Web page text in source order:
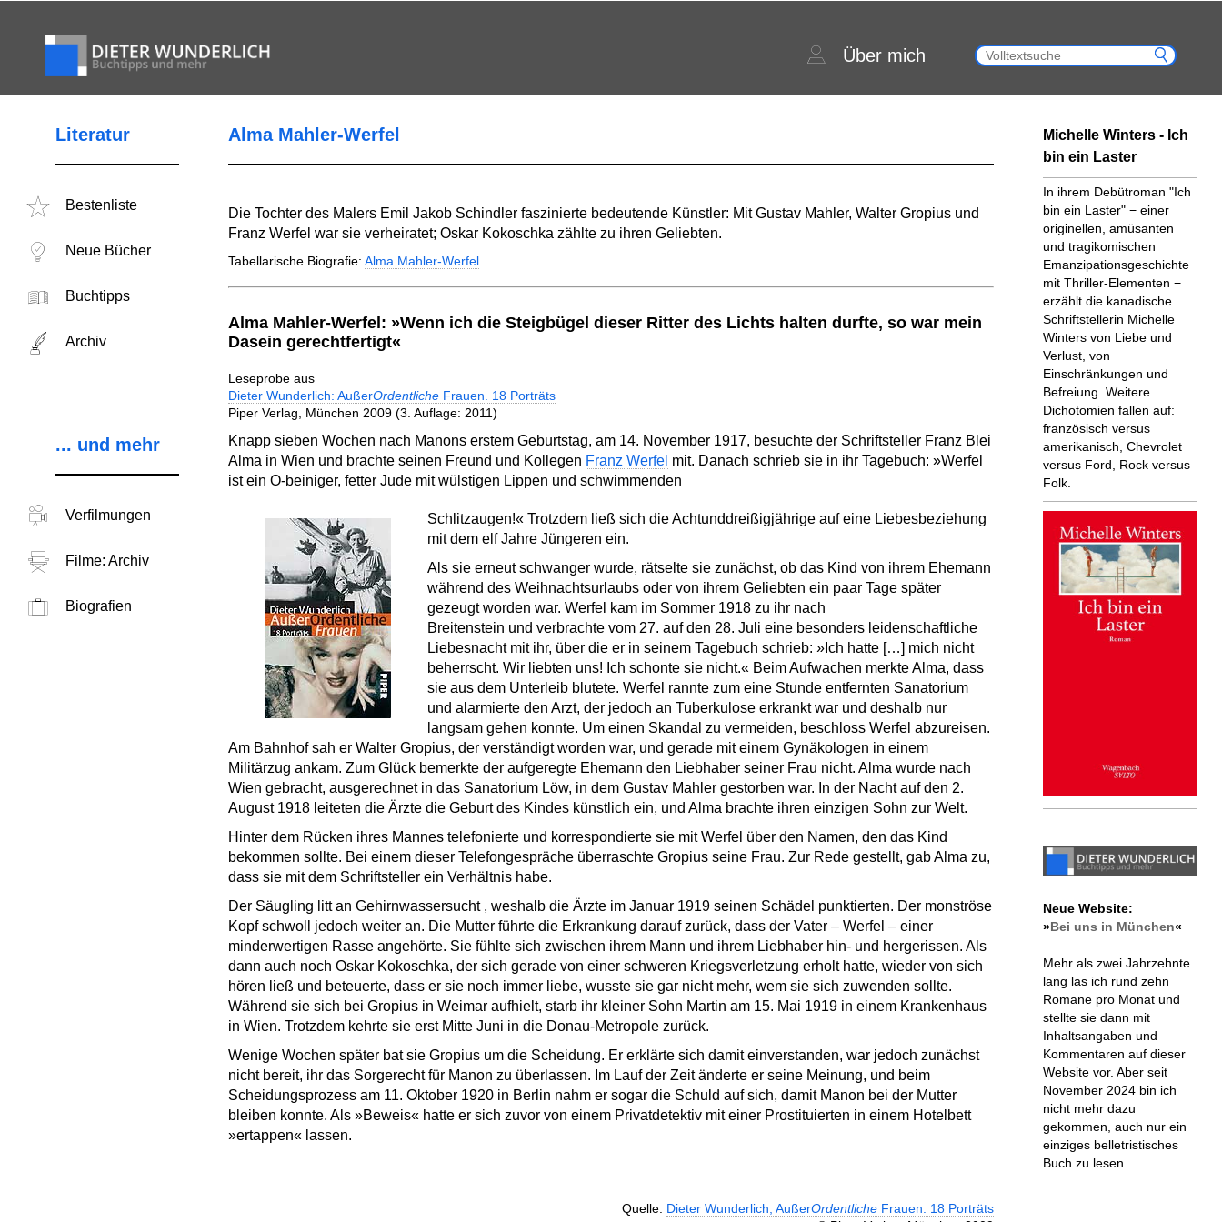
Über mich
Literatur
Bestenliste
Neue Bücher
Buchtipps
Archiv
... und mehr
Verfilmungen
Filme: Archiv
Biografien
Alma Mahler-Werfel
Die Tochter des Malers Emil Jakob Schindler faszinierte bedeutende Künstler: Mit Gustav Mahler, Walter Gropius und
Franz Werfel war sie verheiratet; Oskar Kokoschka zählte zu ihren Geliebten.
Tabellarische Biografie: Alma Mahler-Werfel
Alma Mahler-Werfel: »Wenn ich die Steigbügel dieser Ritter des Lichts halten durfte, so war mein
Dasein gerechtfertigt«
Leseprobe aus
Dieter Wunderlich: AußerOrdentlicheFrauen. 18 Porträts
Piper Verlag, München 2009 (3. Auflage: 2011)
Knapp sieben Wochen nach Manons erstem Geburtstag, am 14. November 1917, besuchte der Schriftsteller Franz Blei
Alma in Wien und brachte seinen Freund und Kollegen Franz Werfel mit. Danach schrieb sie in ihr Tagebuch: »Werfel
ist ein O-beiniger, fetter Jude mit wülstigen Lippen und schwimmenden
Schlitzaugen!« Trotzdem ließ sich die Achtunddreißigjährige auf eine Liebesbeziehung
mit dem elf Jahre Jüngeren ein.
Als sie erneut schwanger wurde, rätselte sie zunächst, ob das Kind von ihrem Ehemann
während des Weihnachtsurlaubs oder von ihrem Geliebten ein paar Tage später
gezeugt worden war. Werfel kam im Sommer 1918 zu ihr nach
Breitenstein und verbrachte vom 27. auf den 28. Juli eine besonders leidenschaftliche
Liebesnacht mit ihr, über die er in seinem Tagebuch schrieb: »Ich hatte […] mich nicht
beherrscht. Wir liebten uns! Ich schonte sie nicht.« Beim Aufwachen merkte Alma, dass
sie aus dem Unterleib blutete. Werfel rannte zum eine Stunde entfernten Sanatorium
und alarmierte den Arzt, der jedoch an Tuberkulose erkrankt war und deshalb nur
langsam gehen konnte. Um einen Skandal zu vermeiden, beschloss Werfel abzureisen.
Am Bahnhof sah er Walter Gropius, der verständigt worden war, und gerade mit einem Gynäkologen in einem
Militärzug ankam. Zum Glück bemerkte der aufgeregte Ehemann den Liebhaber seiner Frau nicht. Alma wurde nach
Wien gebracht, ausgerechnet in das Sanatorium Löw, in dem Gustav Mahler gestorben war. In der Nacht auf den 2.
August 1918 leiteten die Ärzte die Geburt des Kindes künstlich ein, und Alma brachte ihren einzigen Sohn zur Welt.
Hinter dem Rücken ihres Mannes telefonierte und korrespondierte sie mit Werfel über den Namen, den das Kind
bekommen sollte. Bei einem dieser Telefongespräche überraschte Gropius seine Frau. Zur Rede gestellt, gab Alma zu,
dass sie mit dem Schriftsteller ein Verhältnis habe.
Der Säugling litt an Gehirnwassersucht , weshalb die Ärzte im Januar 1919 seinen Schädel punktierten. Der monströse
Kopf schwoll jedoch weiter an. Die Mutter führte die Erkrankung darauf zurück, dass der Vater – Werfel – einer
minderwertigen Rasse angehörte. Sie fühlte sich zwischen ihrem Mann und ihrem Liebhaber hin- und hergerissen. Als
dann auch noch Oskar Kokoschka, der sich gerade von einer schweren Kriegsverletzung erholt hatte, wieder von sich
hören ließ und beteuerte, dass er sie noch immer liebe, wusste sie gar nicht mehr, wem sie sich zuwenden sollte.
Während sie sich bei Gropius in Weimar aufhielt, starb ihr kleiner Sohn Martin am 15. Mai 1919 in einem Krankenhaus
in Wien. Trotzdem kehrte sie erst Mitte Juni in die Donau-Metropole zurück.
Wenige Wochen später bat sie Gropius um die Scheidung. Er erklärte sich damit einverstanden, war jedoch zunächst
nicht bereit, ihr das Sorgerecht für Manon zu überlassen. Im Lauf der Zeit änderte er seine Meinung, und beim
Scheidungsprozess am 11. Oktober 1920 in Berlin nahm er sogar die Schuld auf sich, damit Manon bei der Mutter
bleiben konnte. Als »Beweis« hatte er sich zuvor von einem Privatdetektiv mit einer Prostituierten in einem Hotelbett
»ertappen« lassen.
Quelle: Dieter Wunderlich, AußerOrdentlicheFrauen. 18 Porträts
Michelle Winters - Ich
bin ein Laster
In ihrem Debütroman "Ich
bin ein Laster" − einer
originellen, amüsanten
und tragikomischen
Emanzipationsgeschichte
mit Thriller-Elementen −
erzählt die kanadische
Schriftstellerin Michelle
Winters von Liebe und
Verlust, von
Einschränkungen und
Befreiung. Weitere
Dichotomien fallen auf:
französisch versus
amerikanisch, Chevrolet
versus Ford, Rock versus
Folk.
Neue Website:
»Bei uns in München«
Mehr als zwei Jahrzehnte
lang las ich rund zehn
Romane pro Monat und
stellte sie dann mit
Inhaltsangaben und
Kommentaren auf dieser
Website vor. Aber seit
November 2024 bin ich
nicht mehr dazu
gekommen, auch nur ein
einziges belletristisches
Buch zu lesen.